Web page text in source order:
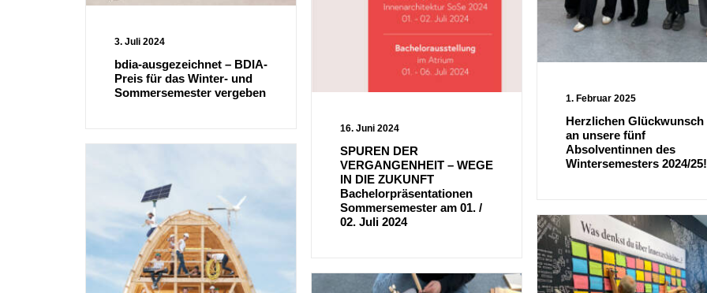
1. Februar 2025
Herzlichen Glückwunsch
an unsere fünf
Absolventinnen des
Wintersemesters 2024/25!
3. Juli 2024
bdia-ausgezeichnet – BDIA-
Preis für das Winter- und
Sommersemester vergeben
16. Juni 2024
SPUREN DER
VERGANGENHEIT – WEGE
IN DIE ZUKUNFT
Bachelorpräsentationen
Sommersemester am 01. /
02. Juli 2024